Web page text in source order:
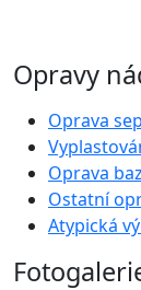
Opravy
Oprava
Oprava
Ostatní
Atypická